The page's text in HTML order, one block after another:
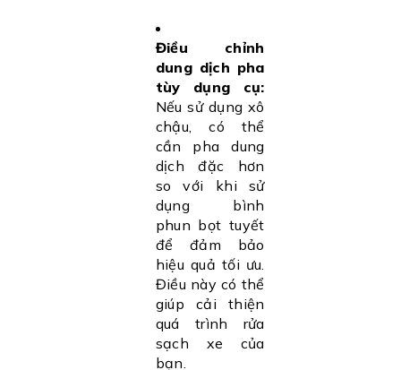
Điều chỉnh
dung dịch pha
tùy dụng cụ:
Nếu sử dụng xô
chậu, có thể
cần pha dung
dịch đặc hơn
so với khi sử
dụng bình
phun bọt tuyết
để đảm bảo
hiệu quả tối ưu.
Điều này có thể
giúp cải thiện
quá trình rửa
sạch xe của
bạn.